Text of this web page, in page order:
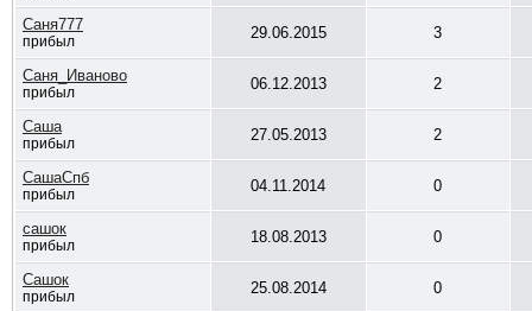
Саня777
прибыл 29.06.2015 3
Саня_Иваново
прибыл 06.12.2013 2
Саша
прибыл 27.05.2013 2
СашаСпб
прибыл 04.11.2014 0
сашок
прибыл 18.08.2013 0
Сашок
прибыл 25.08.2014 0